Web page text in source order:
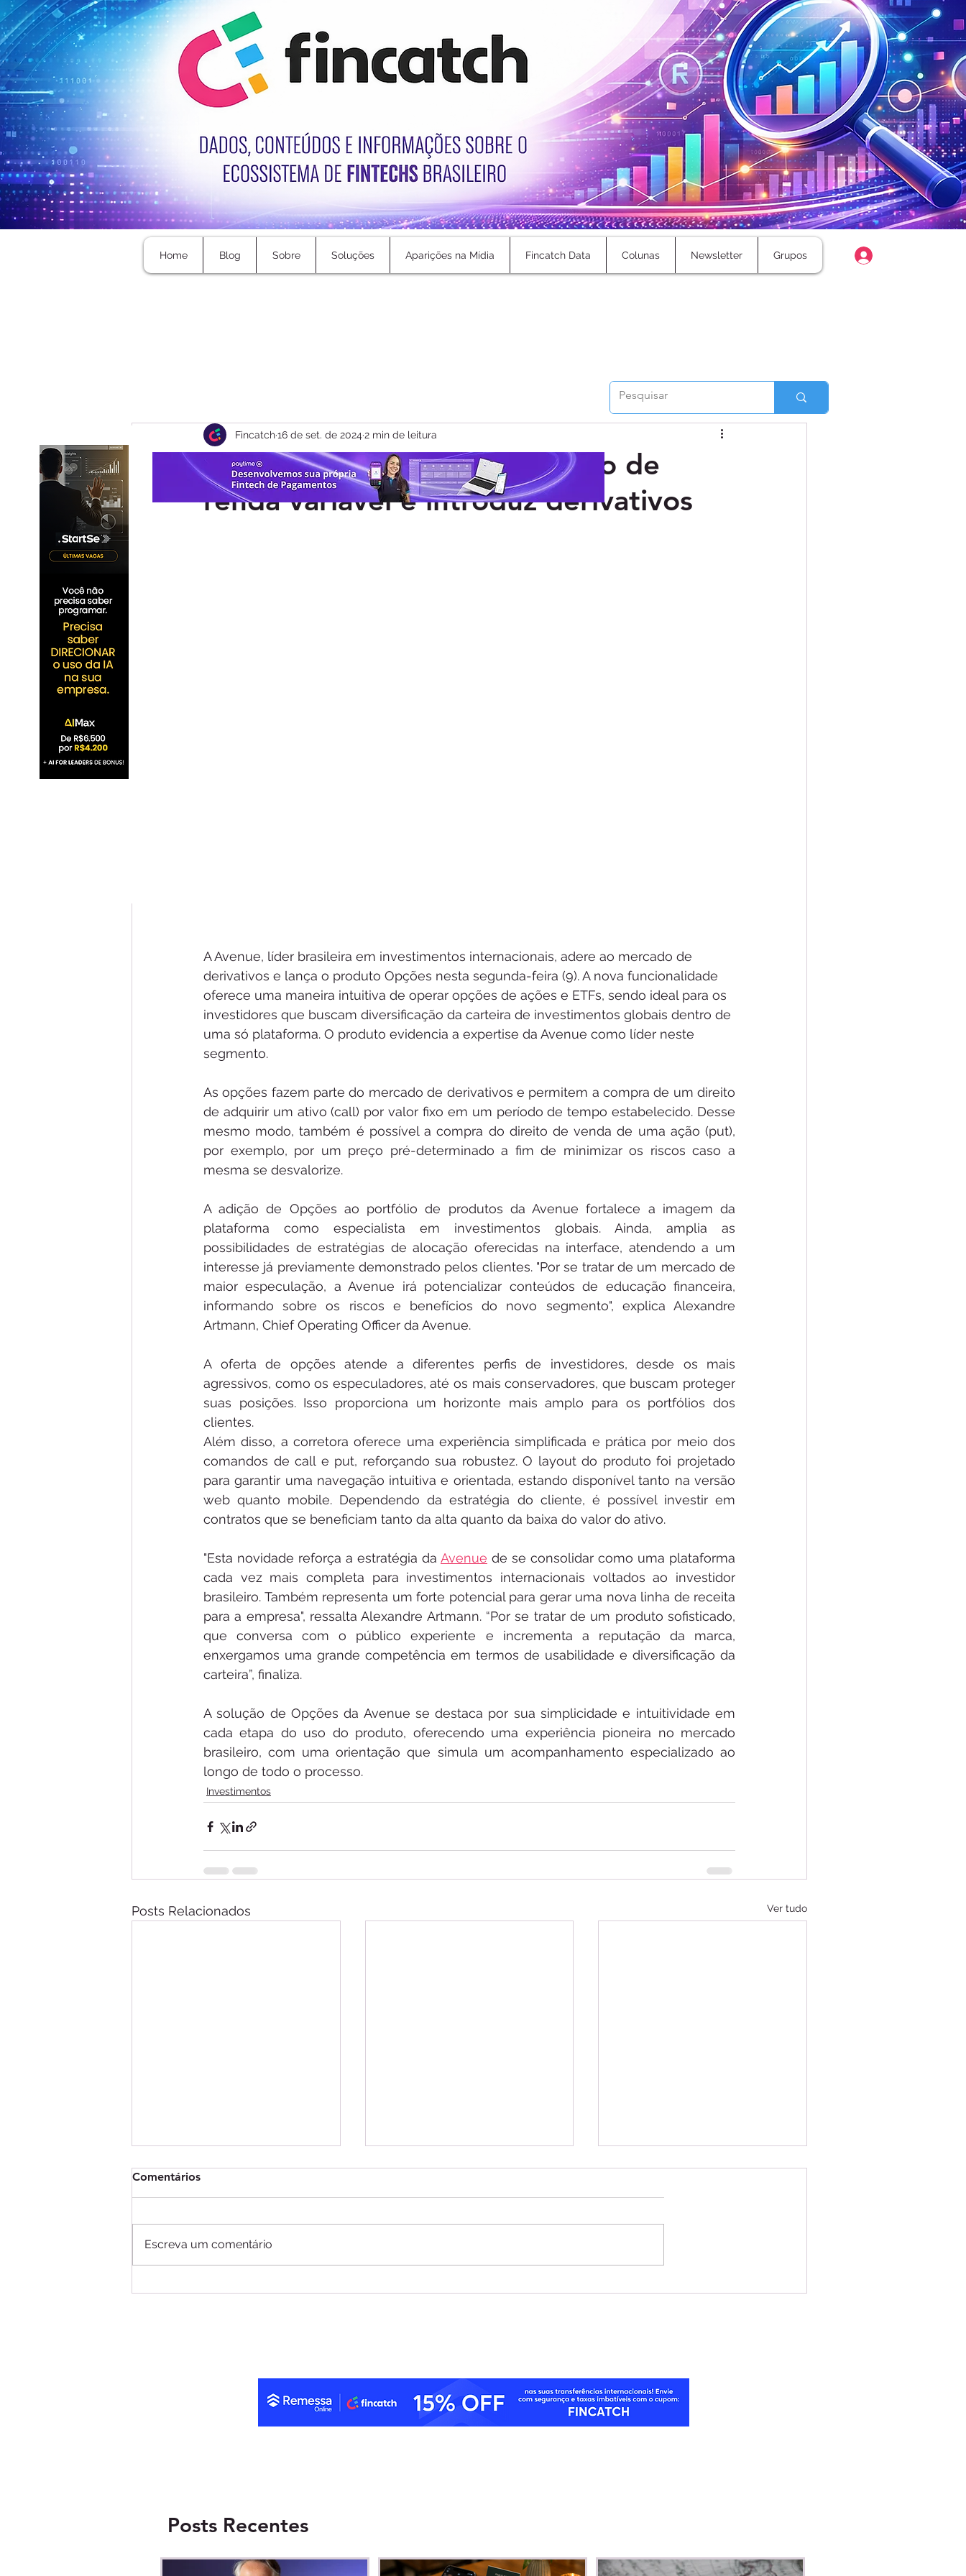
Login
Home Blog Sobre Soluções Aparições na Mídia Fincatch Data Colunas Newsletter Grupos
Avenue expande seu portifólio de
renda variável e introduz derivativos
Fincatch16 de set. de 2024 2 min de leitura
A Avenue, líder brasileira em investimentos internacionais, adere ao mercado de
derivativos e lança o produto Opções nesta segunda-feira (9). A nova funcionalidade
oferece uma maneira intuitiva de operar opções de ações e ETFs, sendo ideal para os
investidores que buscam diversificação da carteira de investimentos globais dentro de
uma só plataforma. O produto evidencia a expertise da Avenue como líder neste
segmento.
As opções fazem parte do mercado de derivativos e permitem a compra de um direito
de adquirir um ativo (call) por valor fixo em um período de tempo estabelecido. Desse
mesmo modo, também é possível a compra do direito de venda de uma ação (put),
por exemplo, por um preço pré-determinado a fim de minimizar os riscos caso a
mesma se desvalorize.
A adição de Opções ao portfólio de produtos da Avenue fortalece a imagem da
plataforma como especialista em investimentos globais. Ainda, amplia as
possibilidades de estratégias de alocação oferecidas na interface, atendendo a um
interesse já previamente demonstrado pelos clientes. "Por se tratar de um mercado de
maior especulação, a Avenue irá potencializar conteúdos de educação financeira,
informando sobre os riscos e benefícios do novo segmento", explica Alexandre
Artmann, Chief Operating Officer da Avenue.
A oferta de opções atende a diferentes perfis de investidores, desde os mais
agressivos, como os especuladores, até os mais conservadores, que buscam proteger
suas posições. Isso proporciona um horizonte mais amplo para os portfólios dos
clientes.
Além disso, a corretora oferece uma experiência simplificada e prática por meio dos
comandos de call e put, reforçando sua robustez. O layout do produto foi projetado
para garantir uma navegação intuitiva e orientada, estando disponível tanto na versão
web quanto mobile. Dependendo da estratégia do cliente, é possível investir em
contratos que se beneficiam tanto da alta quanto da baixa do valor do ativo.
"Esta novidade reforça a estratégia da Avenue de se consolidar como uma plataforma
cada vez mais completa para investimentos internacionais voltados ao investidor
brasileiro. Também representa um forte potencial para gerar uma nova linha de receita
para a empresa", ressalta Alexandre Artmann. “Por se tratar de um produto sofisticado,
que conversa com o público experiente e incrementa a reputação da marca,
enxergamos uma grande competência em termos de usabilidade e diversificação da
carteira”, finaliza.
A solução de Opções da Avenue se destaca por sua simplicidade e intuitividade em
cada etapa do uso do produto, oferecendo uma experiência pioneira no mercado
brasileiro, com uma orientação que simula um acompanhamento especializado ao
longo de todo o processo.
Investimentos
Posts Relacionados Ver tudo
Comentários
Escreva um comentário
Posts Recentes